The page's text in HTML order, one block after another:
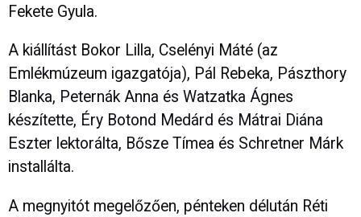
Fekete Gyula.
A kiállítást Bokor Lilla, Cselényi Máté (az
Emlékmúzeum igazgatója), Pál Rebeka, Pászthory
Blanka, Peternák Anna és Watzatka Ágnes
készítette, Éry Botond Medárd és Mátrai Diána
Eszter lektorálta, Bősze Tímea és Schretner Márk
installálta.
A megnyitót megelőzően, pénteken délután Réti